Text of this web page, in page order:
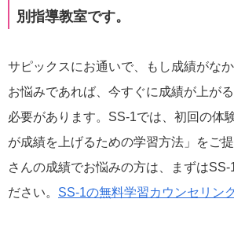
別指導教室です。
サピックスにお通いで、もし成績がな
お悩みであれば、今すぐに成績が上が
必要があります。SS-1では、初回の体
が成績を上げるための学習方法」をご
さんの成績でお悩みの方は、まずはSS-
ださい。 SS-1の無料学習カウンセリン